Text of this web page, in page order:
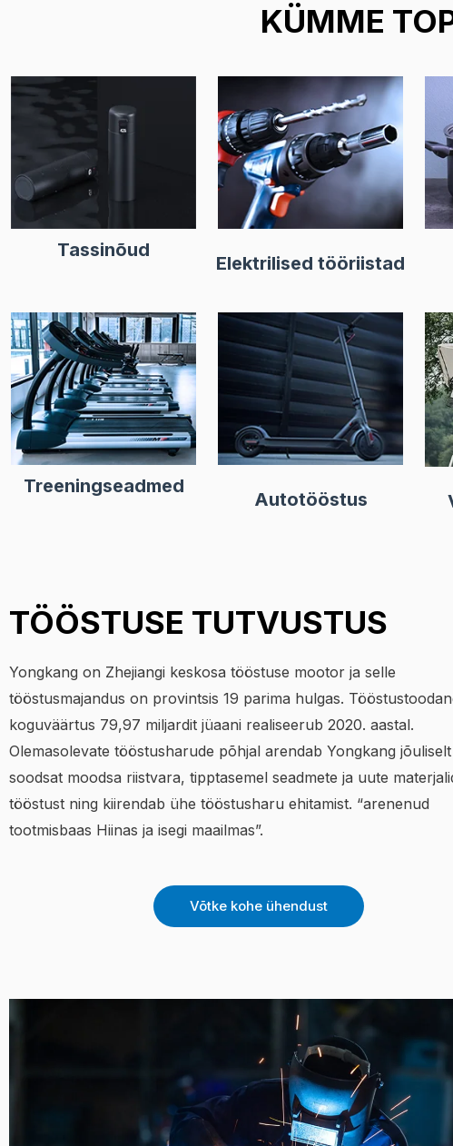
KÜMME
Tassinõud
Elektrilised tööriistad
Treeningseadmed
Autotööstus
TÖÖSTUSE TUTVUSTUS
Yongkang on Zhejiangi keskosa tööstuse mootor ja selle
tööstusmajandus on provintsis 19 parima hulgas.
koguväärtus 79,97 miljardit jüaani realiseerub 2020. aastal.
Olemasolevate tööstusharude põhjal arendab Yongkang
soodsat moodsa riistvara, tipptasemel seadmete ja uute
tööstust ning kiirendab ühe tööstusharu ehitamist. “arenenud
tootmisbaas Hiinas ja isegi maailmas”.
Võtke kohe ühendust